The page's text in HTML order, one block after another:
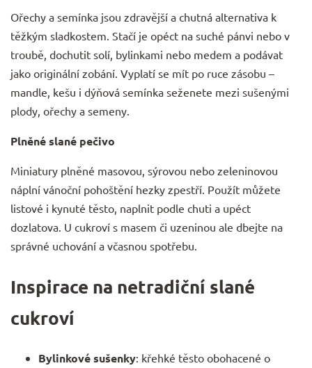
Ořechy a semínka jsou zdravější a chutná alternativa k
těžkým sladkostem. Stačí je opéct na suché pánvi nebo v
troubě, dochutit solí, bylinkami nebo medem a podávat
jako originální zobání. Vyplatí se mít po ruce zásobu –
mandle, kešu i dýňová semínka seženete mezi sušenými
plody, ořechy a semeny
Plněné slané pečivo
Miniatury plněné masovou, sýrovou nebo zeleninovou
náplní vánoční pohoštění hezky zpestří. Použít můžete
listové i kynuté těsto, naplnit podle chuti a upéct
dozlatova. U cukroví s masem či uzeninou ale dbejte na
správné uchování a včasnou spotřebu.
Inspirace na netradiční slané
cukroví
Bylinkové sušenky: křehké těsto obohacené o